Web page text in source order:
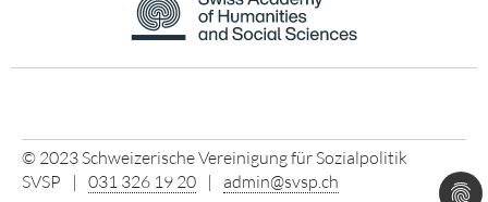
© 2023 Schweizerische Vereinigung für Sozialpolitik
SVSP
| 031 326 19 20 | admin@svsp.ch